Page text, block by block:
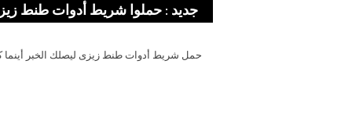
جديد : حملوا شريط أدوات طنط